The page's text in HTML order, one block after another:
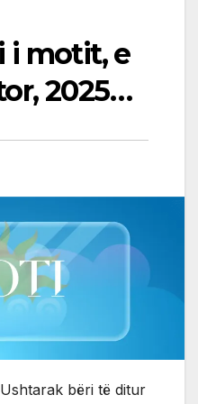
i motit, e
2025…
bëri të ditur